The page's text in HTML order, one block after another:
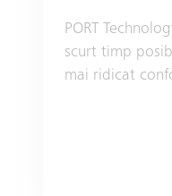
PORT
scurt timp
mai ridicat